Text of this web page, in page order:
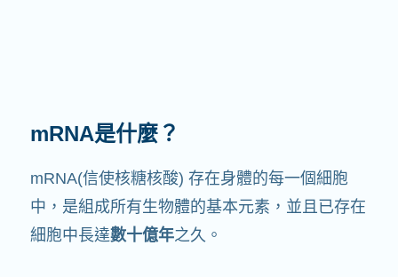
mRNA有何作用？
mRNA的中文翻譯是信使核糖核酸，就如它的名
字，它就是信使，會與細胞中其他協助製造蛋白
質的成份交互作用。